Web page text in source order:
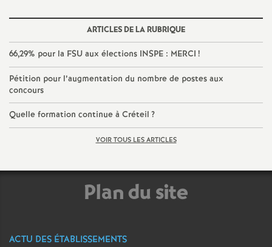
o
u
r
s
ARTICLES DE LA RUBRIQUE
66,29% pour la FSU aux élections INSPE : MERCI !
Pétition pour l’augmentation du nombre de postes aux
concours
Quelle formation continue à Créteil ?
VOIR TOUS LES ARTICLES
Plan du site
ACTU DES ÉTABLISSEMENTS